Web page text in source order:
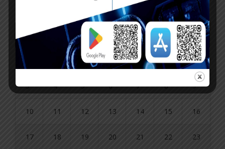
sierpień 2026
P Ś P S N
1 2
3 4 5 6 7 8 9
10 11 12 13 14 15 16
17 18 19 20 21 22 23